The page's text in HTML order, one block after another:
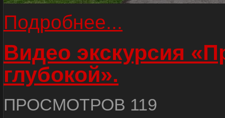
Подробнее...
Видео экскурсия
глубокой».
ПРОСМОТРОВ 119